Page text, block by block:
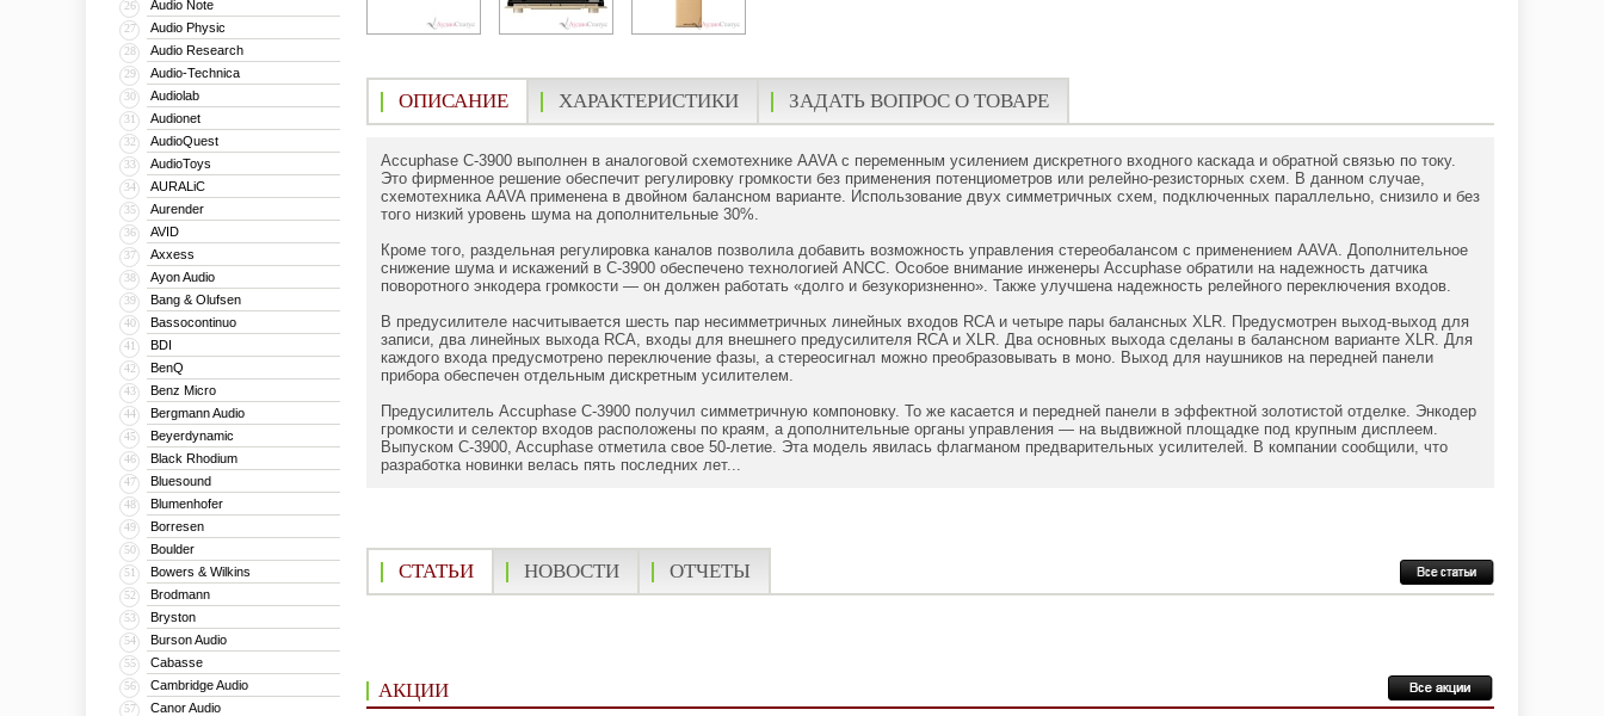
26 Audio Note
27 Audio Physic
28 Audio Research
29 Audio-Technica
30 Audiolab
31 Audionet
32 AudioQuest
33 AudioToys
34 AURALiC
35 Aurender
36 AVID
37 Axxess
38 Ayon Audio
39 Bang & Olufsen
40 Bassocontinuo
41 BDI
42 BenQ
43 Benz Micro
44 Bergmann Audio
45 Beyerdynamic
46 Black Rhodium
47 Bluesound
48 Blumenhofer
49 Borresen
50 Boulder
51 Bowers & Wilkins
52 Brodmann
53 Bryston
54 Burson Audio
55 Cabasse
56 Cambridge Audio
57 Canor Audio
ОПИСАНИЕ ХАРАКТЕРИСТИКИ ЗАДАТЬ ВОПРОС О ТОВАРЕ
Accuphase C-3900 выполнен в аналоговой схемотехнике AAVA с переменным усилением дискретного входного каскада и обратной связью по току.
Это фирменное решение обеспечит регулировку громкости без применения потенциометров или релейно-резисторных схем. В данном случае,
схемотехника AAVA применена в двойном балансном варианте. Использование двух симметричных схем, подключенных параллельно, снизило и без
того низкий уровень шума на дополнительные 30%.
Кроме того, раздельная регулировка каналов позволила добавить возможность управления стереобалансом с применением AAVA. Дополнительное
снижение шума и искажений в C-3900 обеспечено технологией ANCC. Особое внимание инженеры Accuphase обратили на надежность датчика
поворотного энкодера громкости — он должен работать «долго и безукоризненно». Также улучшена надежность релейного переключения входов.
В предусилителе насчитывается шесть пар несимметричных линейных входов RCA и четыре пары балансных XLR. Предусмотрен выход-выход для
записи, два линейных выхода RCA, входы для внешнего предусилителя RCA и XLR. Два основных выхода сделаны в балансном варианте XLR. Для
каждого входа предусмотрено переключение фазы, а стереосигнал можно преобразовывать в моно. Выход для наушников на передней панели
прибора обеспечен отдельным дискретным усилителем.
Предусилитель Accuphase C-3900 получил симметричную компоновку. То же касается и передней панели в эффектной золотистой отделке. Энкодер
громкости и селектор входов расположены по краям, а дополнительные органы управления — на выдвижной площадке под крупным дисплеем.
Выпуском C-3900, Accuphase отметила свое 50-летие. Эта модель явилась флагманом предварительных усилителей. В компании сообщили, что
разработка новинки велась пять последних лет...
СТАТЬИ НОВОСТИ ОТЧЕТЫ
АКЦИИ